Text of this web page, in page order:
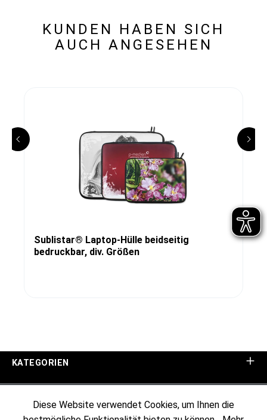
KUNDEN HABEN SICH
AUCH ANGESEHEN
Sublistar® Laptop-Hülle beidseitig
bedruckbar, div. Größen
KATEGORIEN
Diese Website verwendet Cookies, um Ihnen die